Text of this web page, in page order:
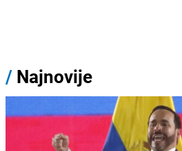
/ Najnovije